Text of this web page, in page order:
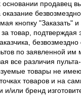
продавец
оказание
кнопку "Заказать"
товар, подтверждая
по заявленной
все различия
товары не
товаров и на
и/или бренд